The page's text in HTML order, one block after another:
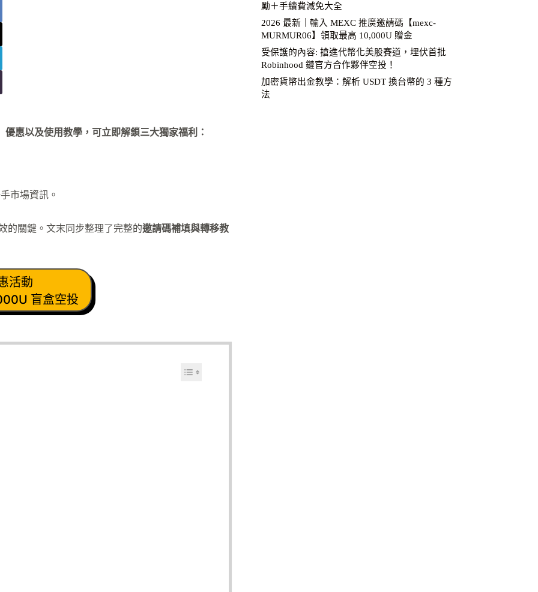
優惠以及使用教學，可立即解鎖三大獨家福利：
市場資訊。
的關鍵。文末同步整理了完整的邀請碼補填與轉移教
活動
盲盒空投
勵＋手續費減免大全
2026 最新｜輸入 MEXC 推廣邀請碼【mexc-
MURMUR06】領取最高 10,000U 贈金
受保護的內容: 搶進代幣化美股賽道，埋伏首批
Robinhood 鏈官方合作夥伴空投！
加密貨幣出金教學：解析 USDT 換台幣的 3 種方
法